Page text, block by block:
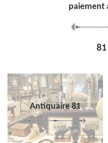
paiement
81
Antiquaire 81